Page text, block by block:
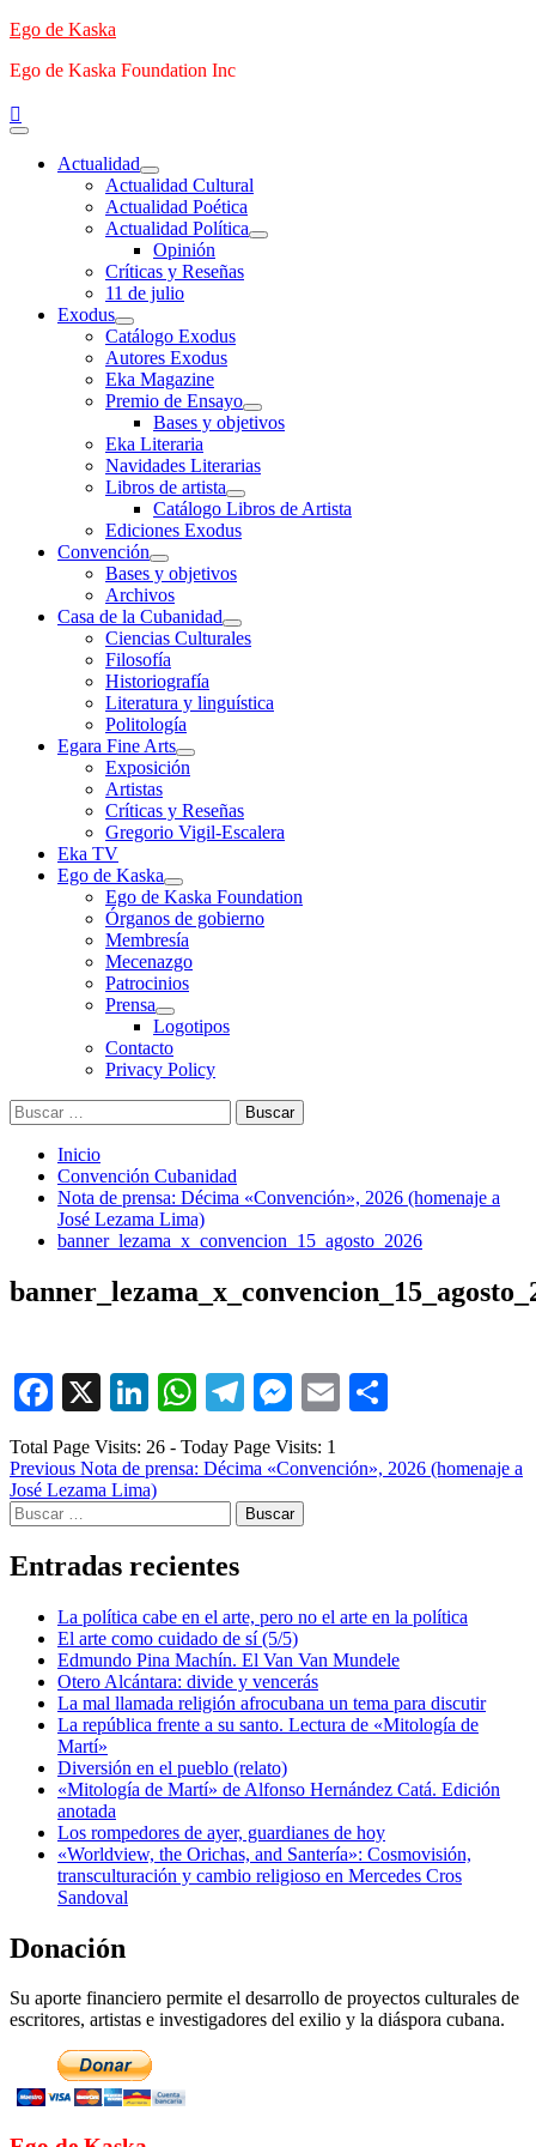
Saltar
contenido
Ego de Kaska
Ego de Kaska Foundation Inc
Menú
principalActualidad
Actualidad Cultural
Actualidad Poética
Actualidad Política
Opinión
Críticas y Reseñas
11 de julio
Exodus
Catálogo Exodus
Autores Exodus
Eka Magazine
Premio de Ensayo
Bases y objetivos
Eka Literaria
Navidades Literarias
Libros de artista
Catálogo Libros de Artista
Ediciones Exodus
Convención
Bases y objetivos
Archivos
Casa de la Cubanidad
Ciencias Culturales
Filosofía
Historiografía
Literatura y linguística
Politología
Egara Fine Arts
Exposición
Artistas
Críticas y Reseñas
Gregorio Vigil-Escalera
Eka TV
Ego de Kaska
Ego de Kaska Foundation
Órganos de gobierno
Membresía
Mecenazgo
Patrocinios
Prensa
Logotipos
Contacto
Privacy Policy
Buscar:
Inicio
Convención Cubanidad
Nota de prensa: Décima «Convención», 2026 (homenaje a
José Lezama Lima)
banner_lezama_x_convencion_15_agosto_2026
Facebook
X LinkedIn
WhatsApp
Telegram
Messenger
Email
Total Page Visits: 26 - Today Page Visits: 1
Post
navigation
Previous Nota de prensa: Décima «Convención», 2026 (homenaje a
José Lezama Lima)
Buscar:
Entradas recientes
La política cabe en el arte, pero no el arte en la política
El arte como cuidado de sí (5/5)
Edmundo Pina Machín. El Van Van Mundele
Otero Alcántara: divide y vencerás
La mal llamada religión afrocubana un tema para discutir
La república frente a su santo. Lectura de «Mitología de
Martí»
Diversión en el pueblo (relato)
«Mitología de Martí» de Alfonso Hernández Catá. Edición
anotada
Los rompedores de ayer, guardianes de hoy
«Worldview, the Orichas, and Santería»: Cosmovisión,
transculturación y cambio religioso en Mercedes Cros
Sandoval
Donación
Su aporte financiero permite el desarrollo de proyectos culturales de
escritores, artistas e investigadores del exilio y la diáspora cubana.